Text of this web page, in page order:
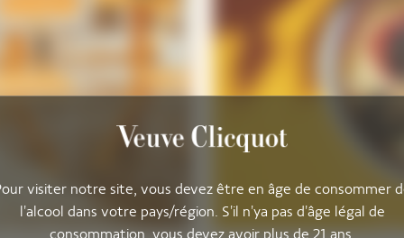
visiter notre site, vous devez être en âge de consommer
l'alcool dans votre pays/région. S'il n'ya pas d'âge légal de
consommation, vous devez avoir plus de 21 ans.